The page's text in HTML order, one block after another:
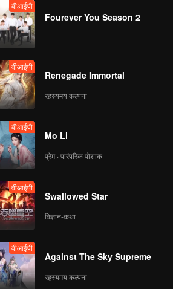
वीआईपी
Fourever You Season 2
वीआईपी
Renegade Immortal
रहस्यमय कल्पना
वीआईपी
Mo Li
प्रेम · पारंपरिक पोशाक
वीआईपी
Swallowed Star
विज्ञान-कथा
वीआईपी
Against The Sky Supreme
रहस्यमय कल्पना